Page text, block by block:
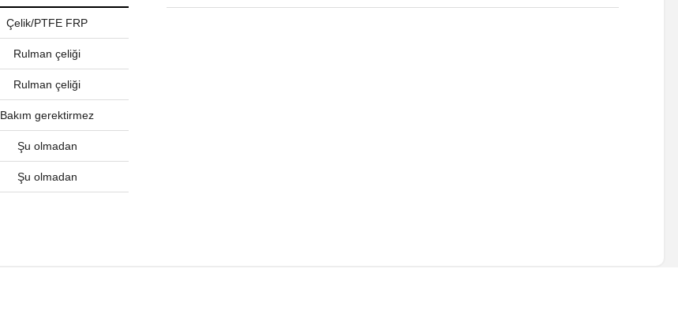
Çelik/PTFE FRP
Rulman çeliği
Rulman çeliği
Bakım gerektirmez
Şu olmadan
Şu olmadan